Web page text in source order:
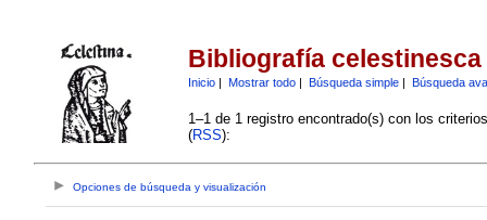
Bibliografía celestinesca
Inicio| Mostrar todo| Búsqueda simple| Búsqueda
1–1 de 1 registro encontrado(s) con los
(RSS):
Opciones de búsqueda y visualización